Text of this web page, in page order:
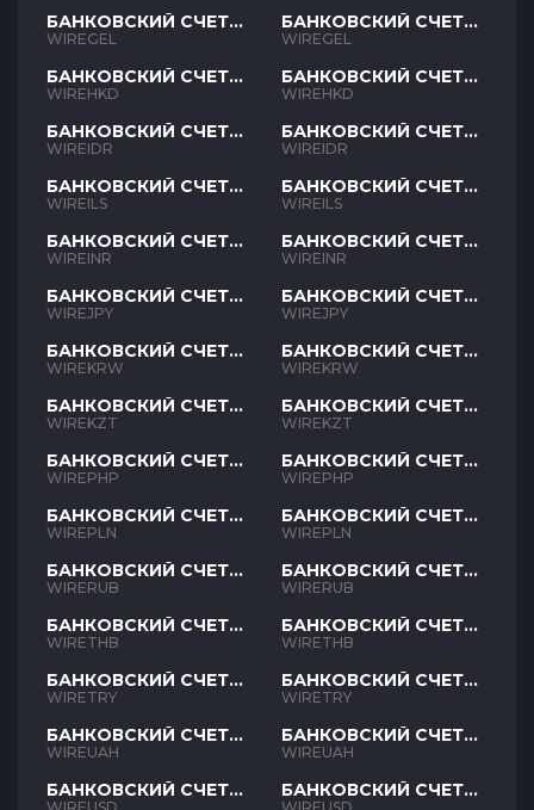
БАНКОВСКИЙ СЧЕТ
GEL
WIREGEL
БАНКОВСКИЙ СЧЕТ
HKD
WIREHKD
БАНКОВСКИЙ СЧЕТ
IDR
WIREIDR
БАНКОВСКИЙ СЧЕТ
ILS
WIREILS
БАНКОВСКИЙ СЧЕТ
INR
WIREINR
БАНКОВСКИЙ СЧЕТ
JPY
WIREJPY
БАНКОВСКИЙ СЧЕТ
KRW
WIREKRW
БАНКОВСКИЙ СЧЕТ
KZT
WIREKZT
БАНКОВСКИЙ СЧЕТ
PHP
WIREPHP
БАНКОВСКИЙ СЧЕТ
PLN
WIREPLN
БАНКОВСКИЙ СЧЕТ
RUB
WIRERUB
БАНКОВСКИЙ СЧЕТ
THB
WIRETHB
БАНКОВСКИЙ СЧЕТ
TRY
WIRETRY
БАНКОВСКИЙ СЧЕТ
UAH
WIREUAH
БАНКОВСКИЙ СЧЕТ
БАНКОВСКИЙ СЧЕТ
GEL
WIREGEL
БАНКОВСКИЙ СЧЕТ
HKD
WIREHKD
БАНКОВСКИЙ СЧЕТ
IDR
WIREIDR
БАНКОВСКИЙ СЧЕТ
ILS
WIREILS
БАНКОВСКИЙ СЧЕТ
INR
WIREINR
БАНКОВСКИЙ СЧЕТ
JPY
WIREJPY
БАНКОВСКИЙ СЧЕТ
KRW
WIREKRW
БАНКОВСКИЙ СЧЕТ
KZT
WIREKZT
БАНКОВСКИЙ СЧЕТ
PHP
WIREPHP
БАНКОВСКИЙ СЧЕТ
PLN
WIREPLN
БАНКОВСКИЙ СЧЕТ
RUB
WIRERUB
БАНКОВСКИЙ СЧЕТ
THB
WIRETHB
БАНКОВСКИЙ СЧЕТ
TRY
WIRETRY
БАНКОВСКИЙ СЧЕТ
UAH
WIREUAH
БАНКОВСКИЙ СЧЕТ